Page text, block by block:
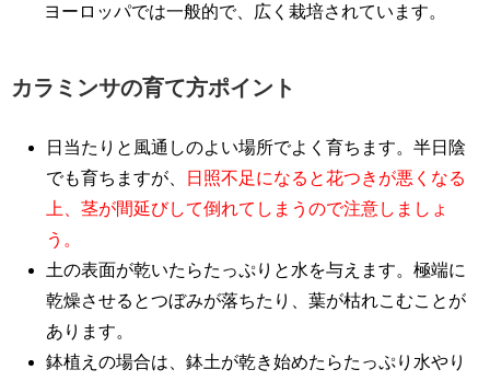
ヨーロッパでは一般的で、広く栽培されています。
カラミンサの育て方ポイント
日当たりと風通しのよい場所でよく育ちます。半日陰
でも育ちますが、
日照不足になると花つきが悪くなる
上、茎が間延びして倒れてしまうので注意しましょ
う。
土の表面が乾いたらたっぷりと水を与えます。極端に
乾燥させるとつぼみが落ちたり、葉が枯れこむことが
あります。
鉢植えの場合は、鉢土が乾き始めたらたっぷり水やり